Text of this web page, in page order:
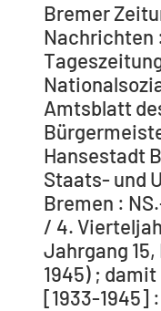
Bremer
Nachrichten
Amtsblatt
Hansestadt
Staats- und
Bremen :
/ 4.
Jahrgang
1945) ;
[1933-1945]